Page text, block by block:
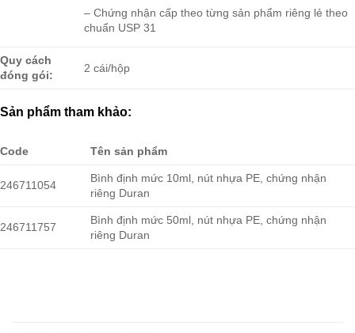
– Chứng nhận cấp theo từng sản phẩm riêng lẻ theo
chuẩn USP 31
Quy cách
đóng gói:
2 cái/hộp
Sản phẩm tham khảo:
Code Tên sản phẩm
246711054
Bình định mức 10ml, nút nhựa PE, chứng nhận
riêng Duran
246711757
Bình định mức 50ml, nút nhựa PE, chứng nhận
riêng Duran